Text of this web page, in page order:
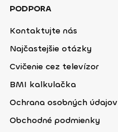
PODPORA
Kontaktujte nás
Najčastejšie otázky
Cvičenie cez televízor
BMI kalkulačka
Ochrana osobných údajov
Obchodné podmienky